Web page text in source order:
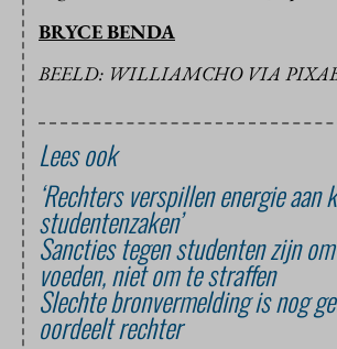
BRYCE BENDA
BEELD: WILLIAMCHO VIA
Lees ook
‘Rechters verspillen energie aan
studentenzaken’
Sancties tegen studenten zijn
voeden, niet om te straffen
Slechte bronvermelding is nog
oordeelt rechter